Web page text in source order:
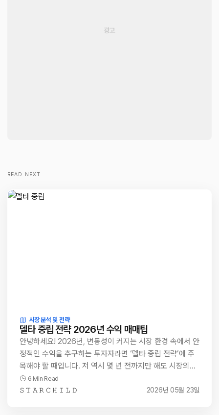
READ NEXT
시장 분석 및 전략
델타 중립 전략 2026년 수익 매매팁
안녕하세요! 2026년, 변동성이 커지는 시장 환경 속에서 안
정적인 수익을 추구하는 투자자라면 ‘델타 중립 전략’에 주
목해야 할 때입니다. 저 역시 몇 년 전까지만 해도 시장의…
6 Min Read
𝚂 𝚃 𝙰 𝚁 𝙲 𝙷 𝙸 𝙻 𝙳 2026년 05월 23일